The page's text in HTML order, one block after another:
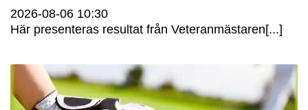
2026-08-06 10:30
Här presenteras resultat från Veteranmästaren[...]